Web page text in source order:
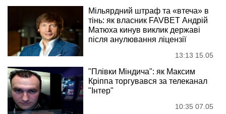
Мільярдний штраф та «втеча» в
тінь: як власник FAVBET Андрій
Матюха кинув виклик державі
після анулювання ліцензії
13:13 15.05
"Плівки Міндича": як Максим
Кріппа торгувався за телеканал
"Інтер"
10:35 07.05